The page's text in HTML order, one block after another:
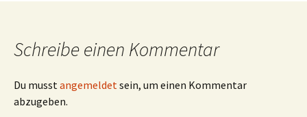
Schreibe einen Kommentar
Du musstangemeldetsein, um einen Kommentar
abzugeben.